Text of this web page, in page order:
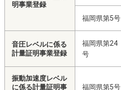
明事業登録
福岡県第5号
音圧レベルに係る
計量証明事業登録
福岡県第24
号
振動加速度レベル
に係る計量証明事
福岡県第5号